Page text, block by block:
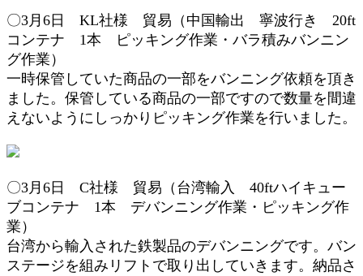
〇3月6 日 KL社様 貿易（中国輸出 寧波行き 20ft
コンテナ 1本
ピッキング作業・ バラ積みバンニン
グ作業 ）
一時保管していた商品の一部をバンニング依頼を頂き
ました。保管している商品の一部ですので数量を間違
えないようにしっかりピッキング作業を行いました。
〇3月6日 C社様 貿易（台湾輸入 40ftハイキュー
ブコンテナ 1本 デバンニング作業・ピッキング作
業）
台湾から輸入された鉄製品のデバンニングです。バン
ステージを組みリフトで取り出していきます。納品さ